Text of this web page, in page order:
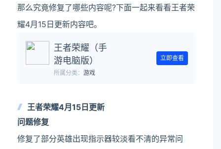
那么究竟修复了哪些内容呢?下面一起来看看王者荣
耀4月15日更新内容吧。
王者荣耀（手
游电脑版）
所属分类： 游戏
立即查看
王者荣耀4月15日更新
问题修复
修复了部分英雄出现指示器较淡看不清的异常问